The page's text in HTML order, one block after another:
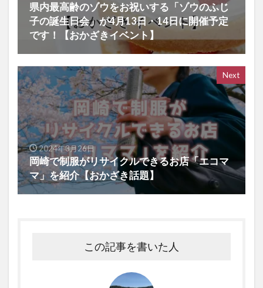
県内最高齢のゾウをお祝いする「ゾウのふじ
子の誕生日会」が4月13日・14日に開催予定
です！【おかざきイベント】
Next
2024年3月26日
岡崎で制服がリサイクルできるお店「エコマ
マ」を紹介【おかざき話題】
この記事を書いた人